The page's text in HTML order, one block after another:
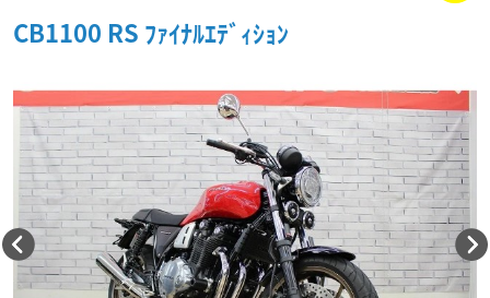
CB1100 RS ﾌｧｲﾅﾙｴﾃﾞｨｼｮﾝ